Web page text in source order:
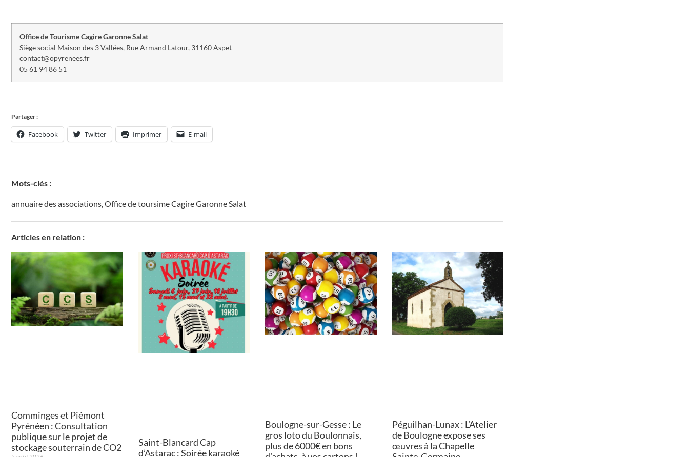
Office de Tourisme Cagire Garonne Salat
Siège social Maison des 3 Vallées, Rue Armand Latour, 31160 Aspet
contact@opyrenees.fr
05 61 94 86 51
Partager :
Facebook Twitter Imprimer E-mail
Mots-clés :
annuaire des associations,Office de toursime Cagire Garonne Salat
Articles en relation :
Comminges et Piémont
Pyrénéen : Consultation
publique sur le projet de
stockage souterrain de CO2
Saint-Blancard Cap
d’Astarac : Soirée karaoké
Boulogne-sur-Gesse : Le
gros loto du Boulonnais,
plus de 6000€ en bons
Péguilhan-Lunax : L’Atelier
de Boulogne expose ses
œuvres à la Chapelle